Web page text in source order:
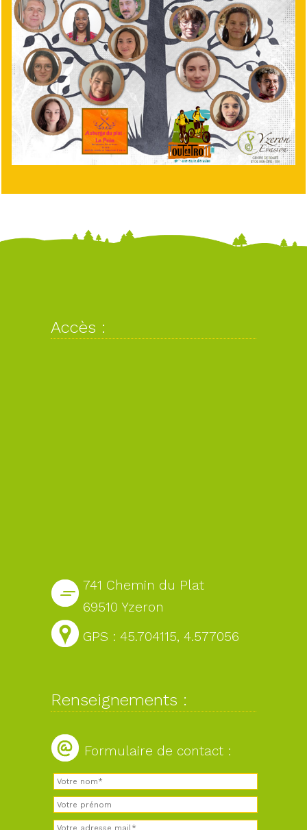
Accès :
741 Chemin du Plat
69510 Yzeron
GPS : 45.704115, 4.577056
Renseignements :
Formulaire de contact :